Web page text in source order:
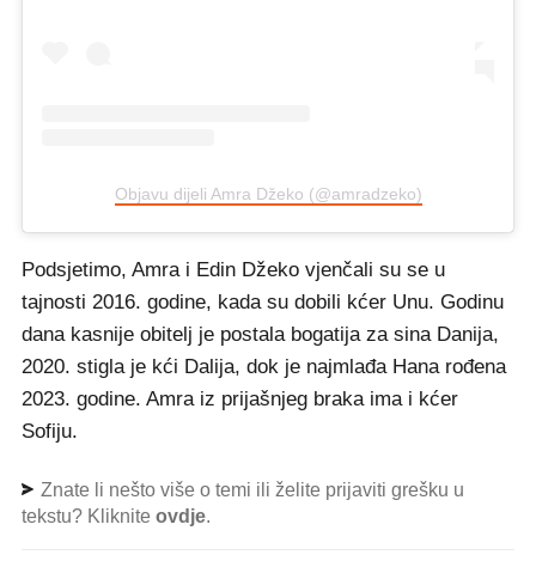
Objavu dijeli Amra Džeko (@amradzeko)
Podsjetimo, Amra i Edin Džeko vjenčali su se u
tajnosti 2016. godine, kada su dobili kćer Unu. Godinu
dana kasnije obitelj je postala bogatija za sina Danija,
2020. stigla je kći Dalija, dok je najmlađa Hana rođena
2023. godine. Amra iz prijašnjeg braka ima i kćer
Sofiju.
Znate li nešto više o temi ili želite prijaviti grešku u
tekstu? Kliknite ovdje.